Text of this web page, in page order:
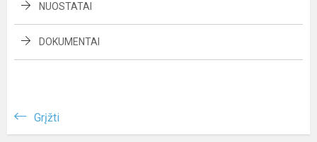
NUOSTATAI
DOKUMENTAI
Grįžti